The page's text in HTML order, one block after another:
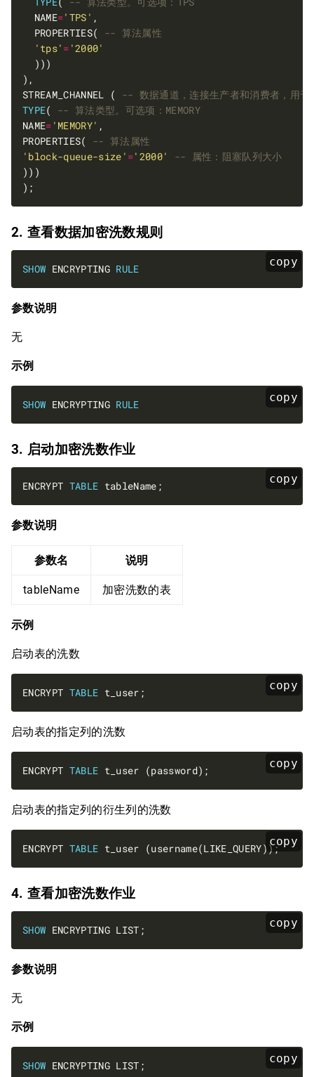
  NAME
='TPS'
  PROPERTIES(
'tps' = '2000'
STREAM_CHANNEL (
TYPE(
-- 算法类型。可选项：MEMORY
NAME= 'MEMORY'
PROPERTIES(
'block-queue-size' ='2000'
2. 查看数据加密洗数规则
copy
SHOW ENCRYPTING RULE
参数说明
无
示例
copy
SHOW ENCRYPTING RULE
3. 启动加密洗数作业
copy
ENCRYPT TABLE
参数说明
参数名 说明
tableName 加密洗数的表
示例
启动表的洗数
copy
ENCRYPT TABLE
启动表的指定列的洗数
copy
ENCRYPT TABLE
启动表的指定列的衍生列的洗数
copy
ENCRYPT TABLE t_user (username(LIKE_QUERY));
4. 查看加密洗数作业
copy
SHOW
参数说明
无
示例
copy
SHOW